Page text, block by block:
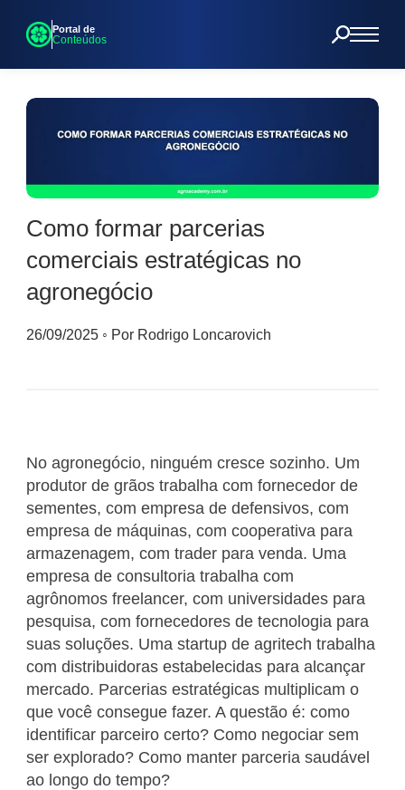
Portal de
Conteúdos
Como formar parcerias
comerciais estratégicas no
agronegócio
26/09/2025 ◦ Por Rodrigo Loncarovich
No agronegócio, ninguém cresce sozinho. Um
produtor de grãos trabalha com fornecedor de
sementes, com empresa de defensivos, com
empresa de máquinas, com cooperativa para
armazenagem, com trader para venda. Uma
empresa de consultoria trabalha com
agrônomos freelancer, com universidades para
pesquisa, com fornecedores de tecnologia para
suas soluções. Uma startup de agritech trabalha
com distribuidoras estabelecidas para alcançar
mercado. Parcerias estratégicas multiplicam o
que você consegue fazer. A questão é: como
identificar parceiro certo? Como negociar sem
ser explorado? Como manter parceria saudável
ao longo do tempo?